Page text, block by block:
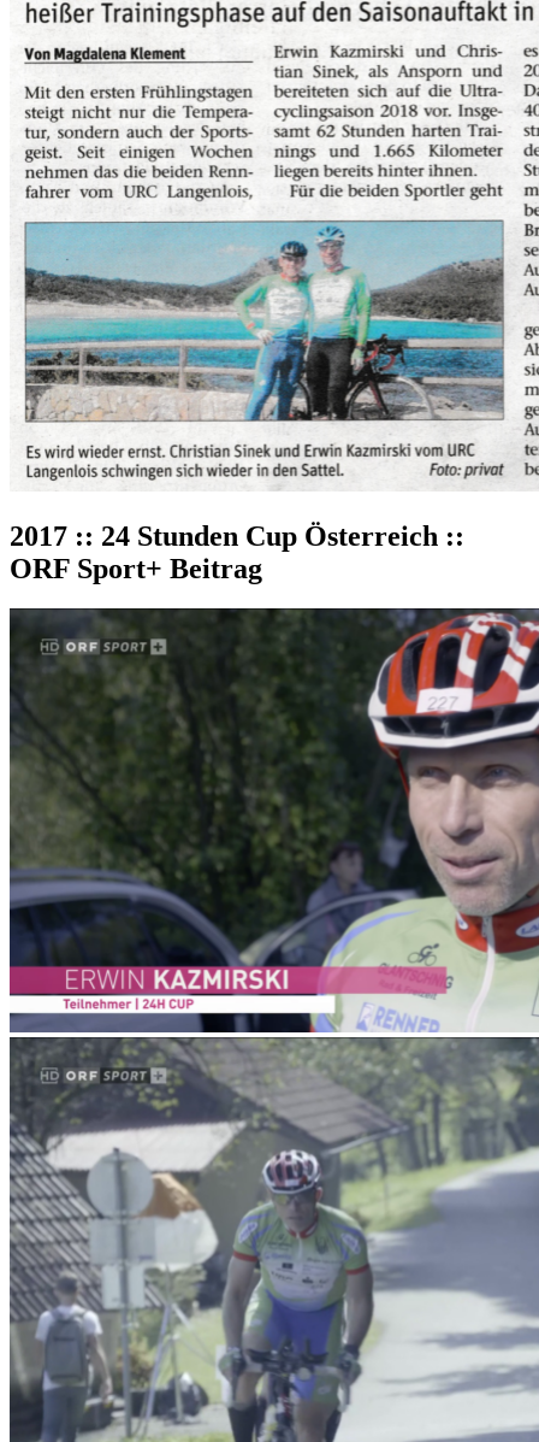
2017 :: 24 Stunden Cup Österreich ::
ORF Sport+ Beitrag